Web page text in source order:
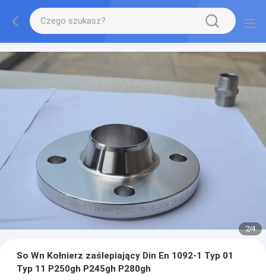
2/4
So Wn Kołnierz zaślepiający Din En 1092-1 Typ 01
Typ 11 P250gh P245gh P280gh